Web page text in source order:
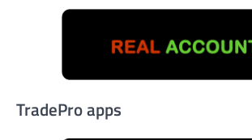
TradePro apps